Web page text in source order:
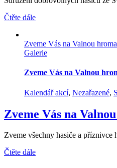
Čtěte dále
Zveme Vás na Valnou
Galerie
Zveme Vás na Valnou
Kalendář akcí, Nezařazené,
Zveme Vás na
Zveme všechny hasiče a
Čtěte dále